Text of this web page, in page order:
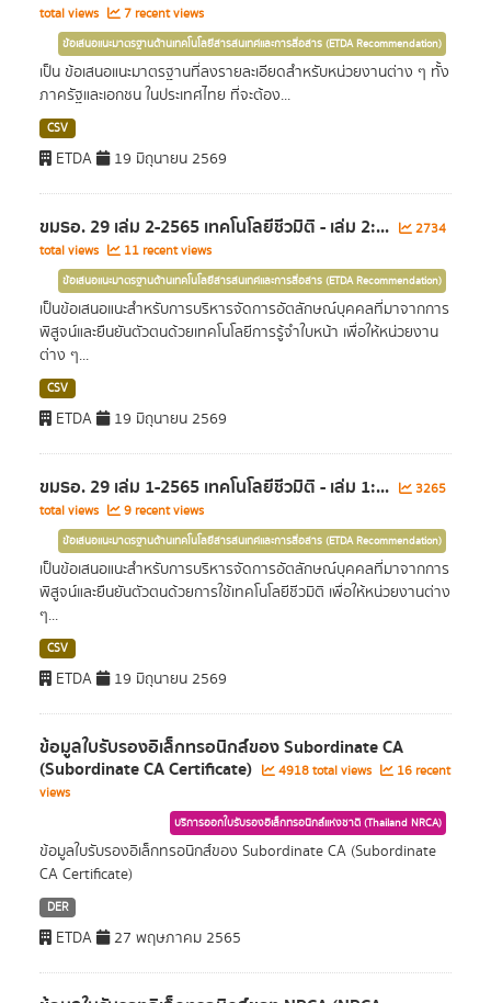
total views
7 recent views
ข้อเสนอแนะมาตรฐานด้านเทคโนโลยีสารสนเทศและการสื่อสาร (ETDA Recommendation)
เป็น ข้อเสนอแนะมาตรฐานที่ลงรายละเอียดสำหรับหน่วยงานต่าง ๆ ทั้ง
ภาครัฐและเอกชน ในประเทศไทย ที่จะต้อง...
CSV
ETDA 19 มิถุนายน 2569
ขมธอ. 29 เล่ม 2-2565 เทคโนโลยีชีวมิติ - เล่ม 2:...
2734
total views
11 recent views
ข้อเสนอแนะมาตรฐานด้านเทคโนโลยีสารสนเทศและการสื่อสาร (ETDA Recommendation)
เป็นข้อเสนอแนะสำหรับการบริหารจัดการอัตลักษณ์บุคคลที่มาจากการ
พิสูจน์และยืนยันตัวตนด้วยเทคโนโลยีการรู้จำใบหน้า เพื่อให้หน่วยงาน
ต่าง ๆ...
CSV
ETDA 19 มิถุนายน 2569
ขมธอ. 29 เล่ม 1-2565 เทคโนโลยีชีวมิติ - เล่ม 1:...
3265
total views
9 recent views
ข้อเสนอแนะมาตรฐานด้านเทคโนโลยีสารสนเทศและการสื่อสาร (ETDA Recommendation)
เป็นข้อเสนอแนะสำหรับการบริหารจัดการอัตลักษณ์บุคคลที่มาจากการ
พิสูจน์และยืนยันตัวตนด้วยการใช้เทคโนโลยีชีวมิติ เพื่อให้หน่วยงานต่าง
ๆ...
CSV
ETDA 19 มิถุนายน 2569
ข้อมูลใบรับรองอิเล็กทรอนิกส์ของ Subordinate CA
(Subordinate CA Certificate) 4918 total views
16 recent
views
บริการออกใบรับรองอิเล็กทรอนิกส์แห่งชาติ (Thailand NRCA)
ข้อมูลใบรับรองอิเล็กทรอนิกส์ของ Subordinate CA (Subordinate
CA Certificate)
DER
ETDA 27 พฤษภาคม 2565